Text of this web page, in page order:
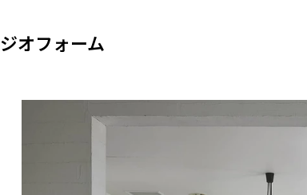
すべての選択肢からスタジオを探す
オフォーム